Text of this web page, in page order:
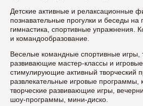
Детские активные и релаксационные
познавательные прогулки и беседы на
гимнастика, спортивные упражнения.
и командообразование.
Веселые командные спортивные игры,
развивающие мастер-классы и
стимулирующие активный творческий
развлекательные игровые программы,
творческие развивающие игры,
шоу-программы, мини-диско.